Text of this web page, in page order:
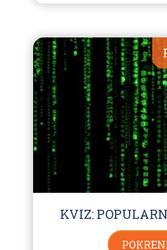
KVIZ: